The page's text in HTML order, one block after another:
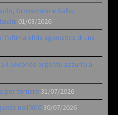
Grossmann e Gallis.
01/08/2026
l’ultima sfida agonistica di una
il secondo argento azzurro a
per tornare 31/07/2026
nell’XCC 30/07/2026